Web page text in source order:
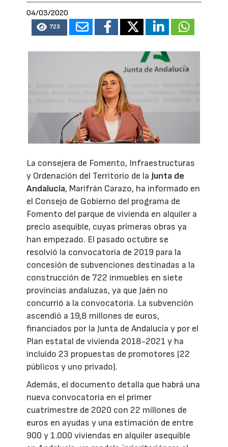
04/03/2020
723
La consejera de Fomento, Infraestructuras
y Ordenación del Territorio de la Junta de
Andalucía, Marifrán Carazo, ha informado en
el Consejo de Gobierno del programa de
Fomento del parque de vivienda en alquiler a
precio asequible, cuyas primeras obras ya
han empezado. El pasado octubre se
resolvió la convocatoria de 2019 para la
concesión de subvenciones destinadas a la
construcción de 722 inmuebles en siete
provincias andaluzas, ya que Jaén no
concurrió a la convocatoria. La subvención
ascendió a 19,8 millones de euros,
financiados por la Junta de Andalucía y por el
Plan estatal de vivienda 2018-2021 y ha
incluido 23 propuestas de promotores (22
públicos y uno privado).
Además, el documento detalla que habrá una
nueva convocatoria en el primer
cuatrimestre de 2020 con 22 millones de
euros en ayudas y una estimación de entre
900 y 1.000 viviendas en alquiler asequible